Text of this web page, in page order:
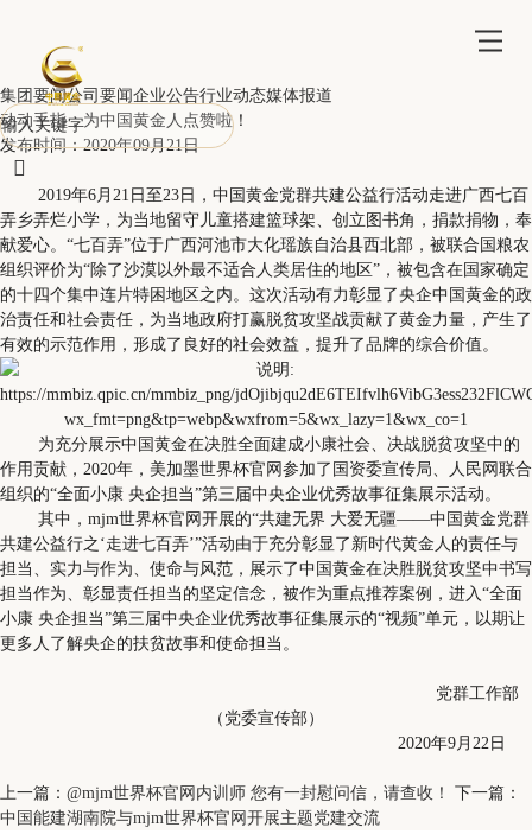

集团要闻公司要闻企业公告行业动态媒体报道
动动手指，为中国黄金人点赞啦！
发布时间：2020年09月21日
2019年6月21日至23日，中国黄金党群共建公益行活动走进广西七百
弄乡弄烂小学，为当地留守儿童搭建篮球架、创立图书角，捐款捐物，奉
献爱心。“七百弄”位于广西河池市大化瑶族自治县西北部，被联合国粮农
组织评价为“除了沙漠以外最不适合人类居住的地区”，被包含在国家确定
的十四个集中连片特困地区之内。这次活动有力彰显了央企中国黄金的政
治责任和社会责任，为当地政府打赢脱贫攻坚战贡献了黄金力量，产生了
有效的示范作用，形成了良好的社会效益，提升了品牌的综合价值。
为充分展示中国黄金在决胜全面建成小康社会、决战脱贫攻坚中的
作用贡献，2020年，美加墨世界杯官网参加了国资委宣传局、人民网联合
组织的“全面小康 央企担当”第三届中央企业优秀故事征集展示活动。
其中，mjm世界杯官网开展的“共建无界 大爱无疆——中国黄金党群
共建公益行之‘走进七百弄’”活动由于充分彰显了新时代黄金人的责任与
担当、实力与作为、使命与风范，展示了中国黄金在决胜脱贫攻坚中书写
担当作为、彰显责任担当的坚定信念，被作为重点推荐案例，进入“全面
小康 央企担当”第三届中央企业优秀故事征集展示的“视频”单元，以期让
更多人了解央企的扶贫故事和使命担当。
党群工作部
（党委宣传部）
2020年9月22日
上一篇： @mjm世界杯官网内训师 您有一封慰问信，请查收！
下一篇：
中国能建湖南院与mjm世界杯官网开展主题党建交流